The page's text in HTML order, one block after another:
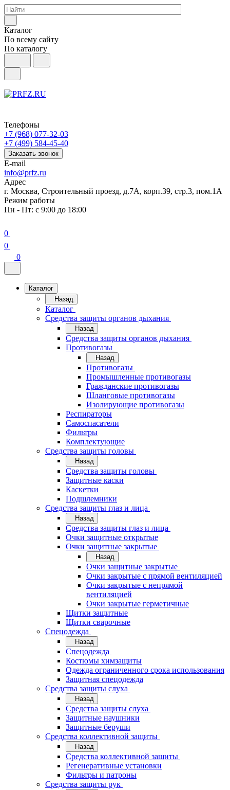
Каталог
По всему сайту
По каталогу
Телефоны
+7 (968) 077-32-03
+7 (499) 584-45-40
Заказать звонок
E-mail
info@prfz.ru
Адрес
г. Москва, Строительный проезд, д.7А, корп.39, стр.3, пом.1А
Режим работы
Пн - Пт: с 9:00 до 18:00
0
0
0
Каталог
Назад
Каталог
Средства защиты органов дыхания
Назад
Средства защиты органов дыхания
Противогазы
Назад
Противогазы
Промышленные противогазы
Гражданские противогазы
Шланговые противогазы
Изолирующие противогазы
Респираторы
Самоспасатели
Фильтры
Комплектующие
Средства защиты головы
Назад
Средства защиты головы
Защитные каски
Каскетки
Подшлемники
Средства защиты глаз и лица
Назад
Средства защиты глаз и лица
Очки защитные открытые
Очки защитные закрытые
Назад
Очки защитные закрытые
Очки закрытые с прямой вентиляцией
Очки закрытые с непрямой
вентиляцией
Очки закрытые герметичные
Щитки защитные
Щитки сварочные
Спецодежда
Назад
Спецодежда
Костюмы химзащиты
Одежда ограниченного срока использования
Защитная спецодежда
Средства защиты слуха
Назад
Средства защиты слуха
Защитные наушники
Защитные беруши
Средства коллективной защиты
Назад
Средства коллективной защиты
Регенеративные установки
Фильтры и патроны
Средства защиты рук